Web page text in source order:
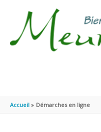
Accueil Démarches en ligne